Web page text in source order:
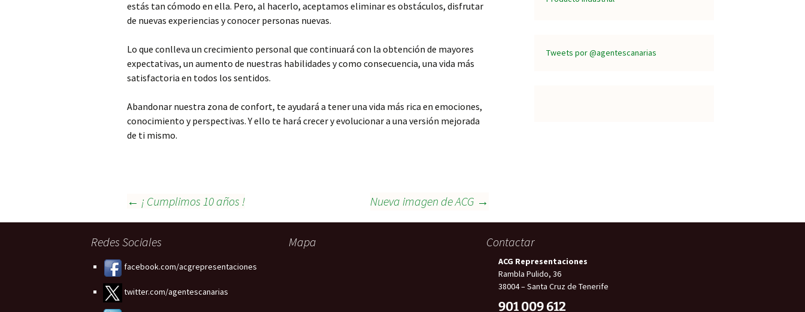
estás tan cómodo en ella. Pero, al hacerlo, aceptamos eliminar es obstáculos, disfrutar
de nuevas experiencias y conocer personas nuevas.
Lo que conlleva un crecimiento personal que continuará con la obtención de mayores
expectativas, un aumento de nuestras habilidades y como consecuencia, una vida más
satisfactoria en todos los sentidos.
Abandonar nuestra zona de confort, te ayudará a tener una vida más rica en emociones,
conocimiento y perspectivas. Y ello te hará crecer y evolucionar a una versión mejorada
de ti mismo.
Navegación
entradas
← ¡ Cumplimos 10 años ! Nueva imagen de ACG →
Tweets por @agentescanarias
Redes Sociales
facebook.com/acgrepresentaciones
twitter.com/agentescanarias
Mapa Contactar
ACG Representaciones
Rambla Pulido, 36
38004 – Santa Cruz de Tenerife
901 009 612